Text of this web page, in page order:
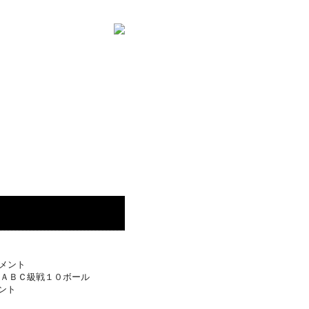
ント
ＢＣ級戦１０ボール
ト